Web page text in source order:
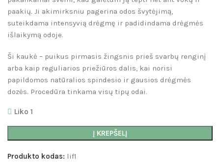
paakių. Ji akimirksniu pagerina odos švytėjimą,
suteikdama intensyvią drėgmę ir padidindama drėgmės
išlaikymą odoje.
Ši kaukė – puikus pirmasis žingsnis prieš svarbų renginį
arba kaip reguliarios priežiūros dalis, kai norisi
papildomos natūralios spindesio ir gausios drėgmės
dozės. Procedūra tinkama visų tipų odai.
Liko 1
Į KREPŠELĮ
Produkto kodas: lif1